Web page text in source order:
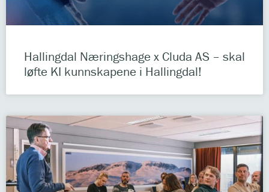
Hallingdal Næringshage x Cluda AS – skal
løfte KI kunnskapene i Hallingdal!